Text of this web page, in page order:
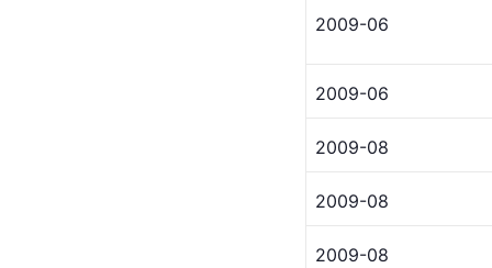
2009-06
2009-06
2009-08
2009-08
2009-08